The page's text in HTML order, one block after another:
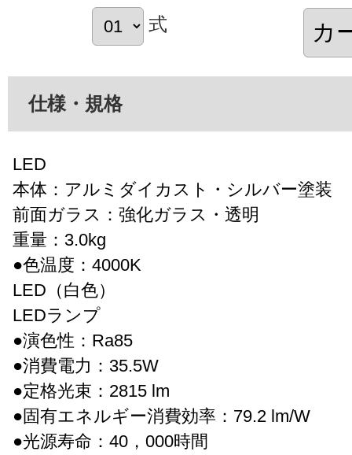
式
仕様・規格
LED
本体：アルミダイカスト・シルバー塗装
前面ガラス：強化ガラス・透明
重量：3.0kg
●色温度：4000K
LED（白色）
LEDランプ
●演色性：Ra85
●消費電力：35.5W
●定格光束：2815 lm
●固有エネルギー消費効率：79.2 lm/W
●光源寿命：40，000時間